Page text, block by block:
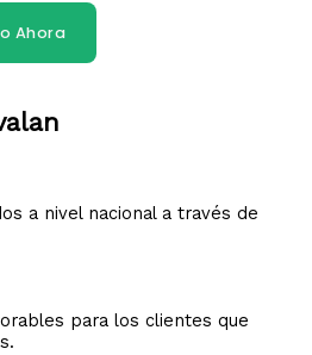
Ahora
a nivel nacional a través de
para los clientes que